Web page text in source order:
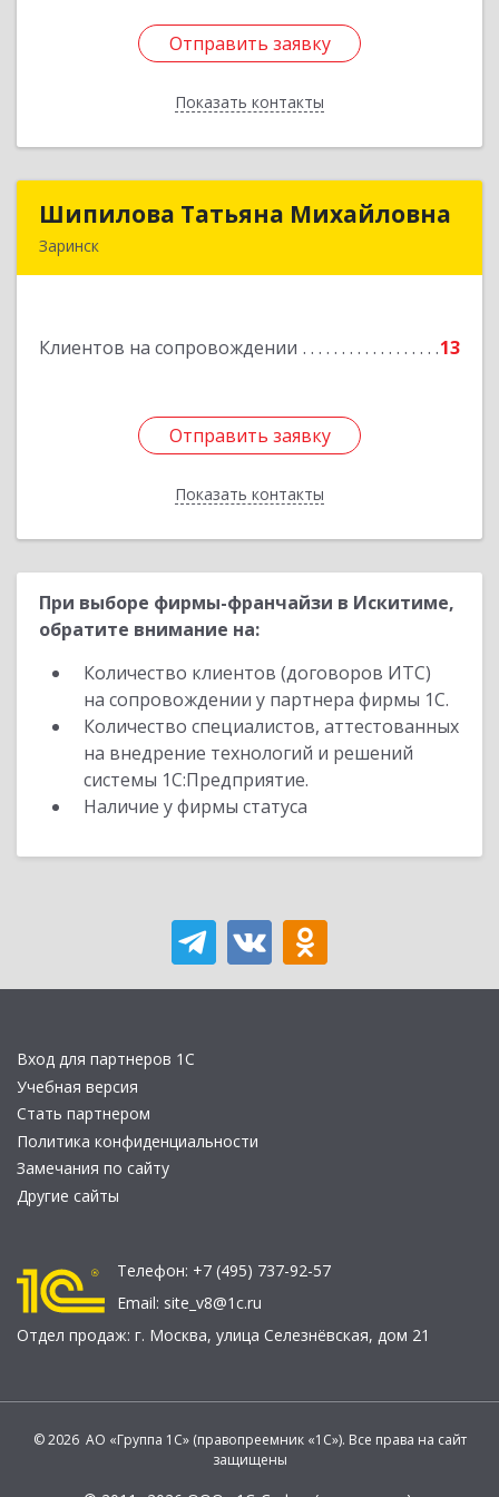
Отправить заявку
Показать контакты
Отправить заявку
Назад
Шипилова Татьяна Михайловна
Заринск
Клиентов на сопровождении 13
Отправить заявку
Показать контакты
Шипилова Татьяна Михайловна
Отправить заявку
Назад
При выборе фирмы-франчайзи в Искитиме,
обратите внимание на:
Количество клиентов (договоров ИТС)
на сопровождении у партнера фирмы 1С.
Количество специалистов, аттестованных
на внедрение технологий и решений
системы 1С:Предприятие.
Наличие у фирмы статуса
Вход для партнеров 1С
Учебная версия
Стать партнером
Политика конфиденциальности
Замечания по сайту
Другие сайты
Телефон: +7 (495) 737-92-57
Email: site_v8@1c.ru
Отдел продаж: г. Москва, улица Селезнёвская, дом 21
© 2026 АО «Группа 1С» (правопреемник «1С»). Все права на сайт
защищены